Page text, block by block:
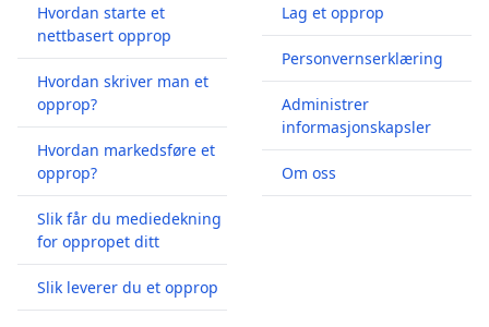
Hvordan starte et
nettbasert opprop
Hvordan skriver man et
opprop?
Hvordan markedsføre et
opprop?
Slik får du mediedekning
for oppropet ditt
Slik leverer du et opprop
Lag et opprop
Personvernserklæring
Administrer
informasjonskapsler
Om oss